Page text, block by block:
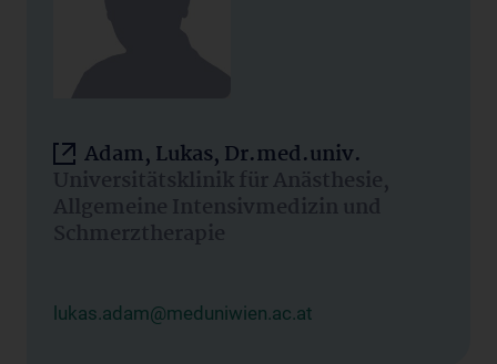
Adam, Lukas, Dr.med.univ.
Universitätsklinik für Anästhesie,
Allgemeine Intensivmedizin und
Schmerztherapie
lukas.adam@meduniwien.ac.at